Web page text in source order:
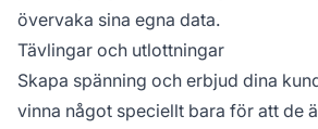
övervaka sina egna data.
Tävlingar och utlottningar
Skapa spänning och erbjud dina
vinna något speciellt bara för att de